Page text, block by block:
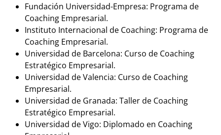
Fundación Universidad-Empresa: Programa de
Coaching Empresarial.
Instituto Internacional de Coaching: Programa de
Coaching Empresarial.
Universidad de Barcelona: Curso de Coaching
Estratégico Empresarial.
Universidad de Valencia: Curso de Coaching
Empresarial.
Universidad de Granada: Taller de Coaching
Estratégico Empresarial.
Universidad de Vigo: Diplomado en Coaching